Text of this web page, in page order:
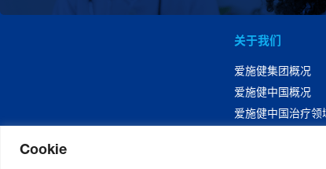
Cookie
关于我们
爱施健集团概况
爱施健中国概况
爱施健中国治疗领